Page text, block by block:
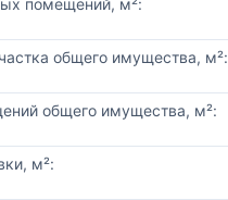
помещений, м²:
общего имущества, м²:
общего имущества, м²:
м²: